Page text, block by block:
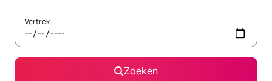
Vertrek
Zoeken